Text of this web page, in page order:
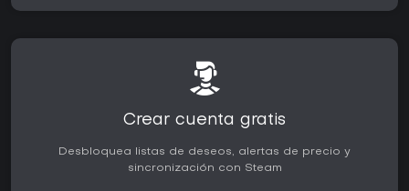
Crear cuenta gratis
Desbloquea listas de deseos, alertas de precio y
sincronización con Steam